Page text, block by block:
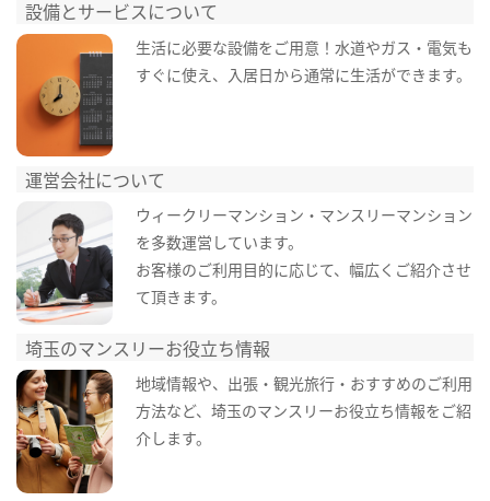
設備とサービスについて
生活に必要な設備をご用意！水道やガス・電気も
すぐに使え、入居日から通常に生活ができます。
運営会社について
ウィークリーマンション・マンスリーマンション
を多数運営しています。
お客様のご利用目的に応じて、幅広くご紹介させ
て頂きます。
埼玉のマンスリーお役立ち情報
地域情報や、出張・観光旅行・おすすめのご利用
方法など、埼玉のマンスリーお役立ち情報をご紹
介します。